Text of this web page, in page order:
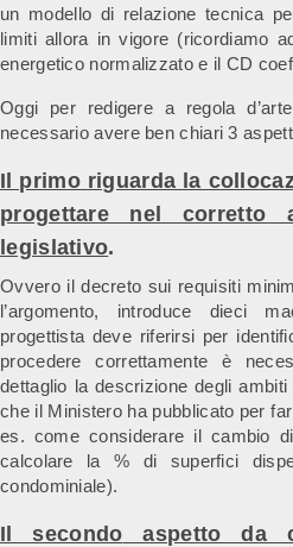
un modello di relazione tecnica
limiti allora in vigore (ricordiamo
energetico normalizzato e il CD
Oggi per redigere a regola
necessario avere ben chiari 3
Il primoriguarda la
progettare nel corretto
legislativo.
Ovvero il decreto sui requisiti
l’argomento, introduce dieci
progettista deve riferirsi per
procedere correttamente è
dettaglio la descrizione degli
che il Ministero ha pubblicato per
es. come considerare il cambio
calcolare la % di superfici
condominiale).
Il secondo aspetto da